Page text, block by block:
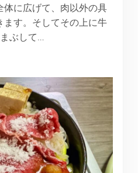
体に広げて、肉以外の具
す。そしてその上に牛
ぶして…